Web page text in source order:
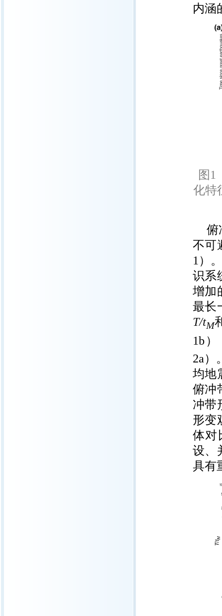
内涵
图1
化特
俯
不可
1）
识系
增加
最长
T/tM
1b
2a）
均地
俯冲
冲带
形变
体对
设、
具有